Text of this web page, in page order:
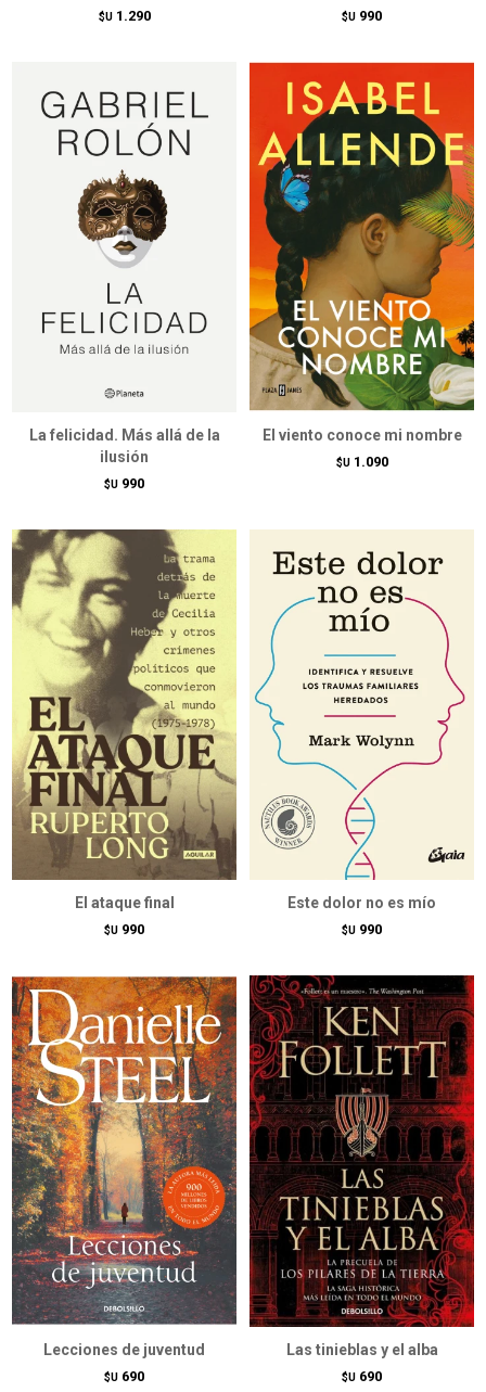
$U 1.290 $U 990
La felicidad. Más allá de la
ilusión
$U 990
El viento conoce mi nombre
$U 1.090
El ataque final
$U 990
Este dolor no es mío
$U 990
Lecciones de juventud
$U 690
Las tinieblas y el alba
$U 690